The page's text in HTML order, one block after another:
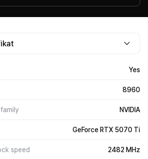
Yes
8960
NVIDIA
GeForce RTX 5070 Ti
speed 2482 MHz